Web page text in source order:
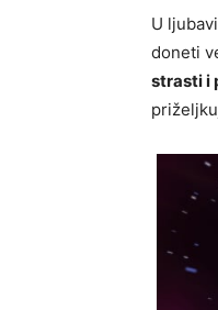
U
doneti
strasti i